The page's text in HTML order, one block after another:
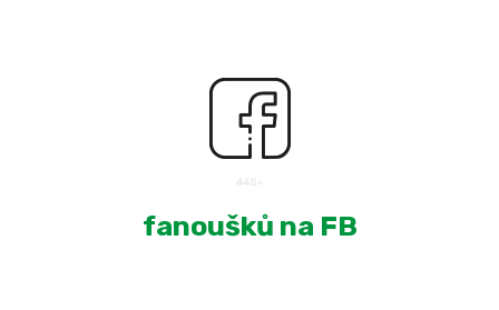
fanoušků na FB